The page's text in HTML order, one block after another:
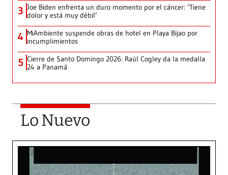
3 Joe Biden enfrenta un duro momento por el cáncer: ‘Tiene
dolor y está muy débil’
4 MiAmbiente suspende obras de hotel en Playa Bijao por
incumplimientos
5 Cierre de Santo Domingo 2026: Raúl Cogley da la medalla
24 a Panamá
Lo Nuevo